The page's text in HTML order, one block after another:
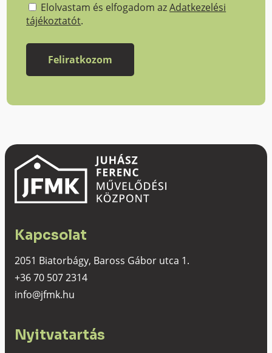
Elolvastam és elfogadom azAdatkezelési
tájékoztatót.
Kapcsolat
2051 Biatorbágy, Baross Gábor utca 1.
+36 70 507 2314
info@jfmk.hu
Nyitvatartás